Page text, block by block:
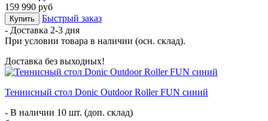
159 990 руб
Купить
Быстрый заказ
- Доставка 2-3 дня
При условии товара в наличии (осн. склад).
Доставка без выходных!
Теннисный стол Donic Outdoor Roller FUN синий
- В наличии 10 шт. (доп. склад)